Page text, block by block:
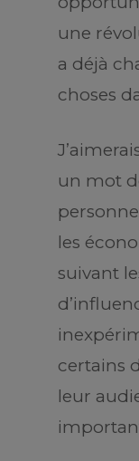
une
a déjà
choses
un mot
les
suivant
certains
leur